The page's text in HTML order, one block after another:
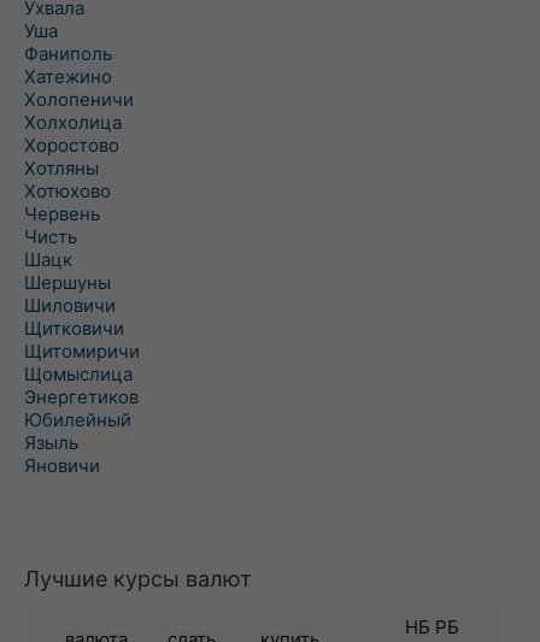
Ухвала
Уша
Фаниполь
Хатежино
Холопеничи
Холхолица
Хоростово
Хотляны
Хотюхово
Червень
Чисть
Шацк
Шершуны
Шиловичи
Щитковичи
Щитомиричи
Щомыслица
Энергетиков
Юбилейный
Языль
Яновичи
Лучшие курсы валют
НБ РБ